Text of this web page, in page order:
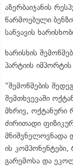
აზერბაიჯანის
წარმოებული
საწვავის
ხარისხის
პარტიის
"შემოწმების
შემთხვევაში
მხრივ, ოქტანური
ძირითადი
მნიშვნელოვნადა
ის
გარემოსა და